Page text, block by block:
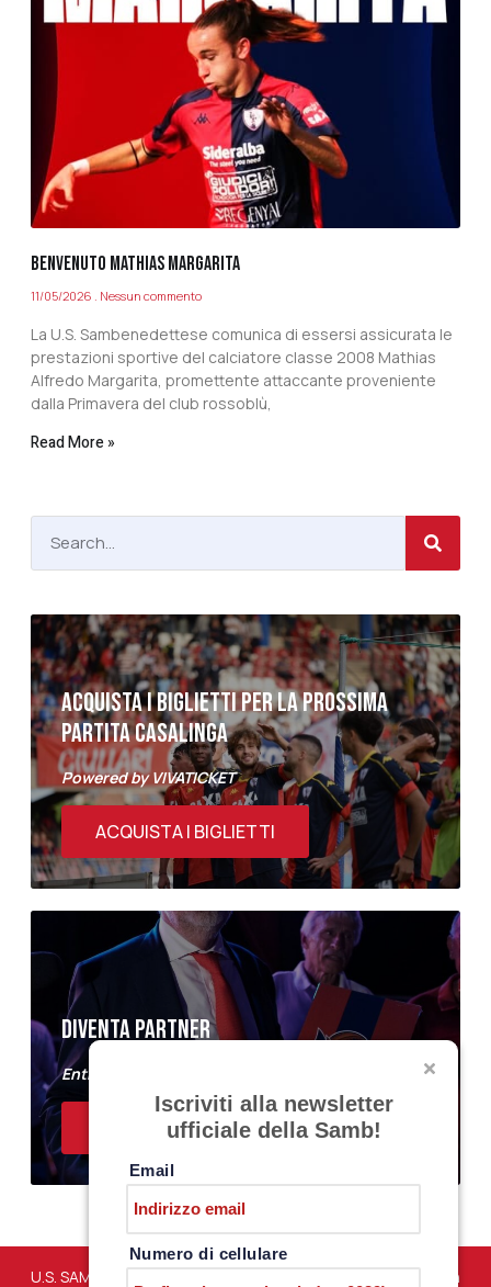
BENVENUTO MATHIAS MARGARITA
11/05/2026 Nessun commento
La U.S. Sambenedettese comunica di essersi assicurata le
prestazioni sportive del calciatore classe 2008 Mathias
Alfredo Margarita, promettente attaccante proveniente
dalla Primavera del club rossoblù,
Read More »
ACQUISTA I BIGLIETTI PER LA PROSSIMA
PARTITA CASALINGA
Powered by VIVATICKET
ACQUISTA I BIGLIETTI
DIVENTA PARTNER
Entra a far parte del Samb Business Club
ACQUISTA I BIGLIETTI
U.S. SAMBENEDETTESE – Via Martiri di Marzabotto snc – San
Iscriviti alla newsletter
ufficiale della Samb!
Email
Numero di cellulare